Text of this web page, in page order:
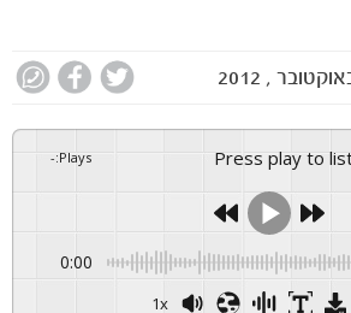
Press play to
Plays
:
-
0:00
1x